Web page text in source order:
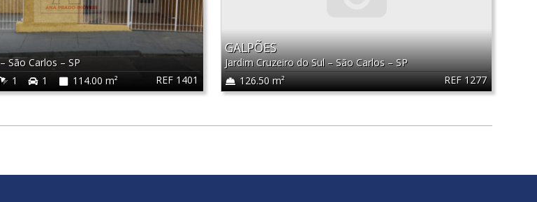
REF 1401
–São Carlos –SP
1 1 114.00 m² REF 1277
GALPÕES
Jardim Cruzeiro do Sul–São Carlos–SP
126.50 m²